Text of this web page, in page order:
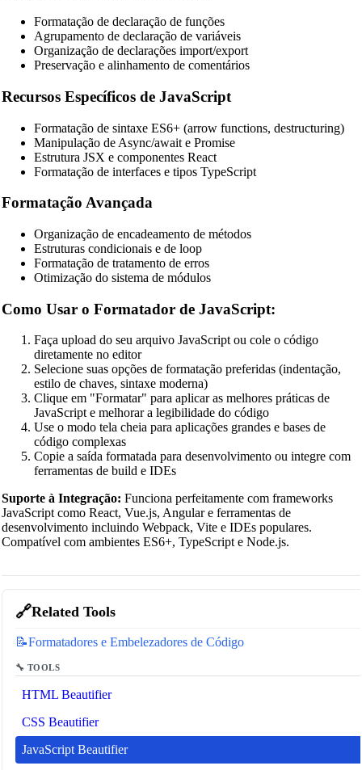
🔗Related Tools
📝Formatadores e Embelezadores de Código
🔧 TOOLS
HTML Beautifier
CSS Beautifier
JavaScript Beautifier
Formatação de declaração de funções
Agrupamento de declaração de variáveis
Organização de declarações import/export
Preservação e alinhamento de comentários
Recursos Específicos de JavaScript
Formatação de sintaxe ES6+ (arrow functions, destructuring)
Manipulação de Async/await e Promise
Estrutura JSX e componentes React
Formatação de interfaces e tipos TypeScript
Formatação Avançada
Organização de encadeamento de métodos
Estruturas condicionais e de loop
Formatação de tratamento de erros
Otimização do sistema de módulos
Como Usar o Formatador de JavaScript:
Faça upload do seu arquivo JavaScript ou cole o código
diretamente no editor
Selecione suas opções de formatação preferidas (indentação,
estilo de chaves, sintaxe moderna)
Clique em "Formatar" para aplicar as melhores práticas de
JavaScript e melhorar a legibilidade do código
Use o modo tela cheia para aplicações grandes e bases de
código complexas
Copie a saída formatada para desenvolvimento ou integre com
ferramentas de build e IDEs
Suporte à Integração: Funciona perfeitamente com frameworks
JavaScript como React, Vue.js, Angular e ferramentas de
desenvolvimento incluindo Webpack, Vite e IDEs populares.
Compatível com ambientes ES6+, TypeScript e Node.js.